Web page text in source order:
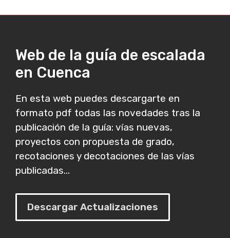
Web de la guía de escalada
en Cuenca
En esta web puedes descargarte en
formato pdf todas las novedades tras la
publicación de la guía: vías nuevas,
proyectos con propuesta de grado,
recotaciones y decotaciones de las vías
publicadas...
Descargar Actualizaciones